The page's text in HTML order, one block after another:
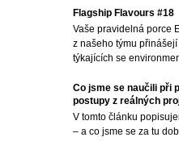
Flagship Flavours #18
Vaše pravidelná porce
z našeho týmu
týkajících se
Co jsme se naučili při
postupy z reálných
V tomto článku
– a co jsme se za tu